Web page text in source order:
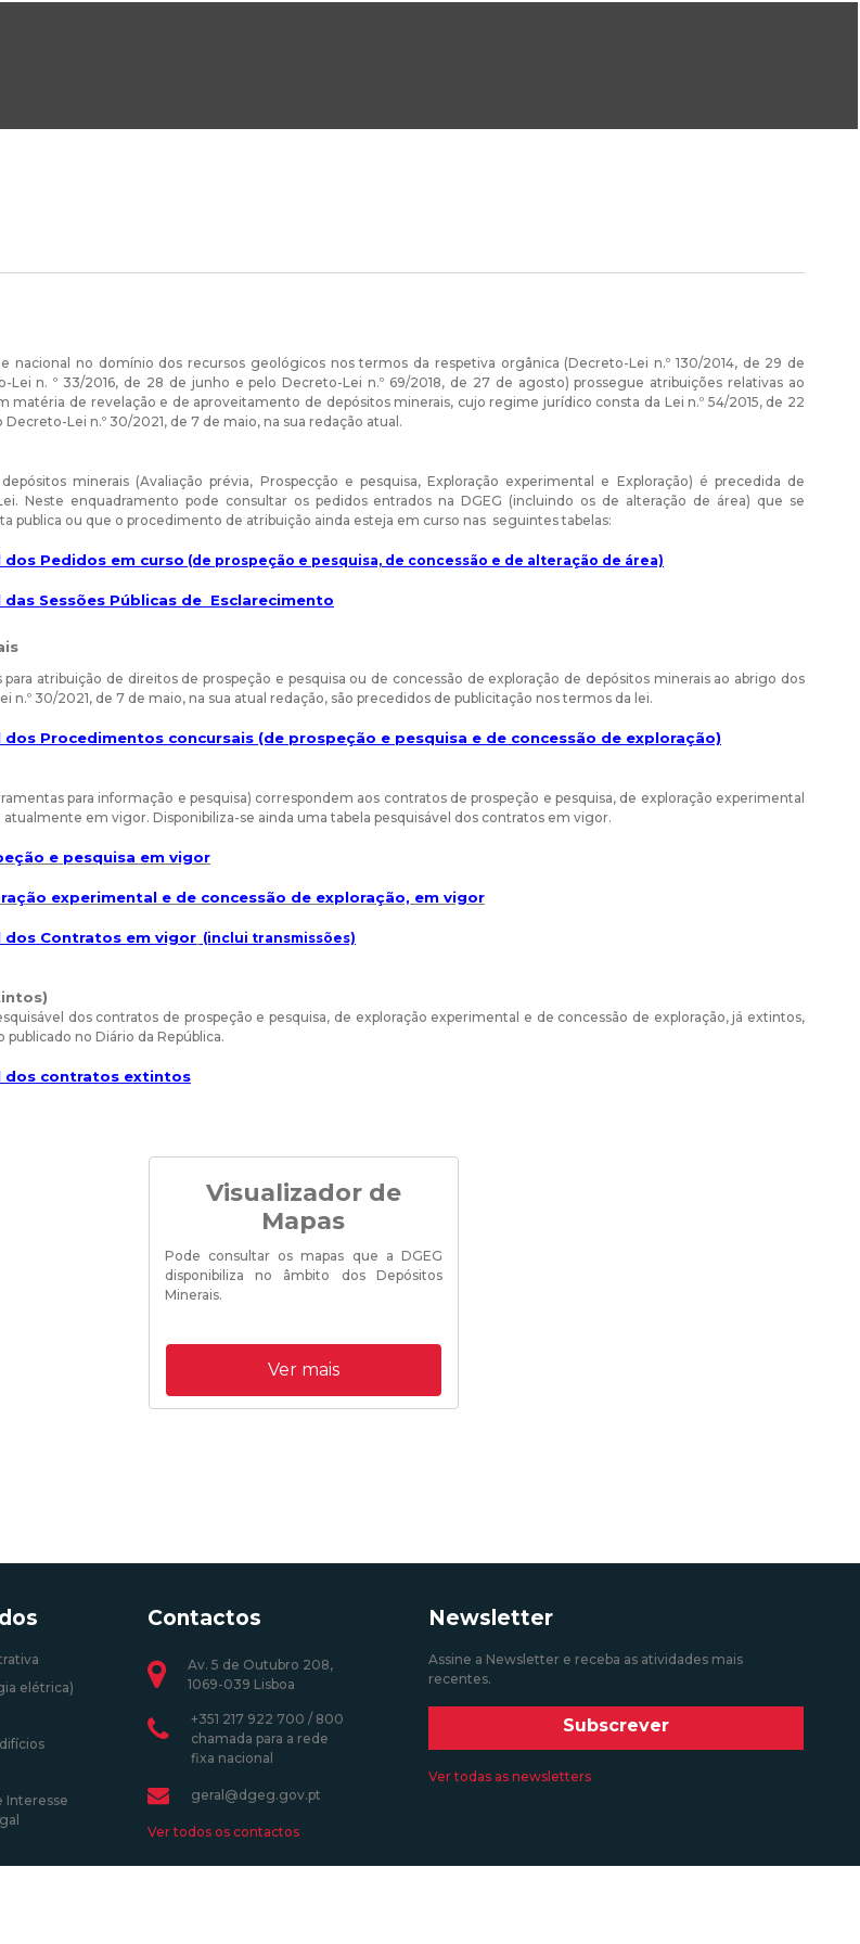
nacional no domínio dos recursos geológicos nos termos da respetiva orgânica (Decreto-Lei n.º 130/2014, de 29 de
Lei n. º 33/2016, de 28 de junho e pelo Decreto-Lei n.º 69/2018, de 27 de agosto) prossegue atribuições relativas ao
matéria de revelação e de aproveitamento de depósitos minerais, cujo regime jurídico consta da Lei n.º 54/2015, de 22
Lei n.º 30/2021, de 7 de maio, na sua redação atual.
minerais (Avaliação prévia, Prospecção e pesquisa, Exploração experimental e Exploração) é precedida de
Neste enquadramento pode consultar os pedidos entrados na DGEG (incluindo os de alteração de área) que se
publica ou que o procedimento de atribuição ainda esteja em curso nas seguintes tabelas:
dos Pedidos em curso (de prospeção e pesquisa, de concessão e de alteração de área)
das Sessões Públicas de Esclarecimento
atribuição de direitos de prospeção e pesquisa ou de concessão de exploração de depósitos minerais ao abrigo dos
n.º 30/2021, de 7 de maio, na sua atual redação, são precedidos de publicitação nos termos da lei.
dos Procedimentos concursais (de prospeção e pesquisa e de concessão de exploração)
para informação e pesquisa) correspondem aos contratos de prospeção e pesquisa, de exploração experimental
atualmente em vigor. Disponibiliza-se ainda uma tabela pesquisável dos contratos em vigor.
e pesquisa em vigor
experimental e de concessão de exploração, em vigor
dos Contratos em vigor (inclui transmissões)
dos contratos de prospeção e pesquisa, de exploração experimental e de concessão de exploração, já extintos,
no Diário da República.
dos contratos extintos
Visualizador de
Mapas
Pode consultar os mapas que a DGEG
disponibiliza no âmbito dos Depósitos
Minerais.
Ver mais
elétrica)
Interesse
Contactos
Av. 5 de Outubro 208,
1069-039 Lisboa
+351 217 922 700 / 800
chamada para a rede
fixa nacional
geral@dgeg.gov.pt
Ver todos os contactos
Newsletter
Assine a Newsletter e receba as atividades mais
recentes.
Subscrever
Ver todas as newsletters